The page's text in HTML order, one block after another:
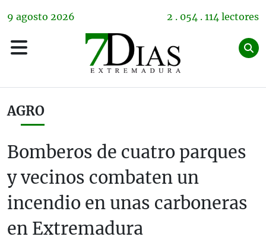
9 agosto 2026 2 . 054 . 114 lectores
AGRO
Bomberos de cuatro parques
y vecinos combaten un
incendio en unas carboneras
en Extremadura